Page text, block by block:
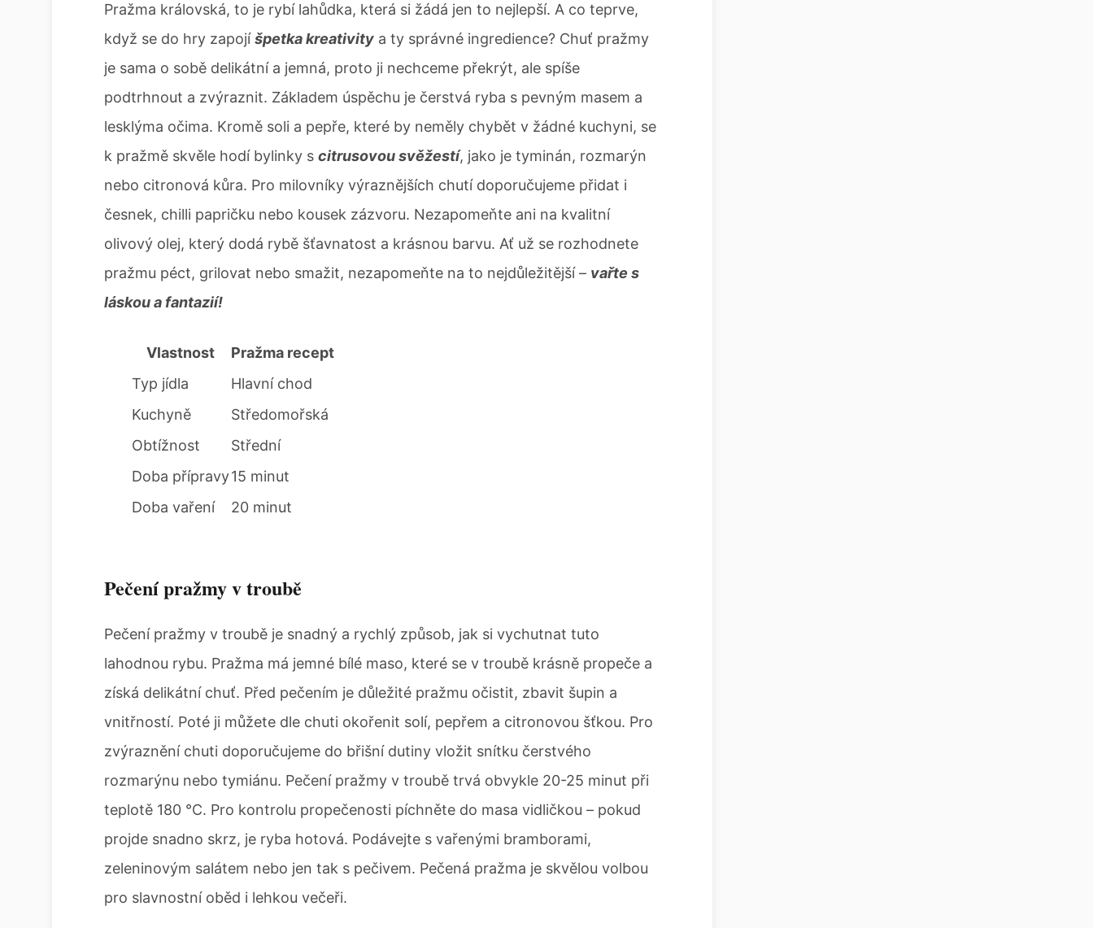
Pražma královská, to je rybí lahůdka, která si žádá jen to nejlepší. A co teprve,
když se do hry zapojíšpetka kreativity a ty správné ingredience? Chuť pražmy
je sama o sobě delikátní a jemná, proto ji nechceme překrýt, ale spíše
podtrhnout a zvýraznit. Základem úspěchu je čerstvá ryba s pevným masem a
lesklýma očima. Kromě soli a pepře, které by neměly chybět v žádné kuchyni, se
k pražmě skvěle hodí bylinky s citrusovou svěžestí, jako je tyminán, rozmarýn
nebo citronová kůra. Pro milovníky výraznějších chutí doporučujeme přidat i
česnek, chilli papričku nebo kousek zázvoru. Nezapomeňte ani na kvalitní
olivový olej, který dodá rybě šťavnatost a krásnou barvu. Ať už se rozhodnete
pražmu péct, grilovat nebo smažit, nezapomeňte na to nejdůležitější – vařte s
láskou a fantazií!
Vlastnost
Pražma recept
Typ jídla
Hlavní chod
Kuchyně
Středomořská
Obtížnost
Střední
Doba přípravy15 minut
Doba vaření
20 minut
Pečení pražmy v troubě
Pečení pražmy v troubě je snadný a rychlý způsob, jak si vychutnat tuto
lahodnou rybu. Pražma má jemné bílé maso, které se v troubě krásně propeče a
získá delikátní chuť. Před pečením je důležité pražmu očistit, zbavit šupin a
vnitřností. Poté ji můžete dle chuti okořenit solí, pepřem a citronovou šťkou. Pro
zvýraznění chuti doporučujeme do břišní dutiny vložit snítku čerstvého
rozmarýnu nebo tymiánu. Pečení pražmy v troubě trvá obvykle 20-25 minut při
teplotě 180 °C. Pro kontrolu propečenosti píchněte do masa vidličkou – pokud
projde snadno skrz, je ryba hotová. Podávejte s vařenými bramborami,
zeleninovým salátem nebo jen tak s pečivem. Pečená pražma je skvělou volbou
pro slavnostní oběd i lehkou večeři.